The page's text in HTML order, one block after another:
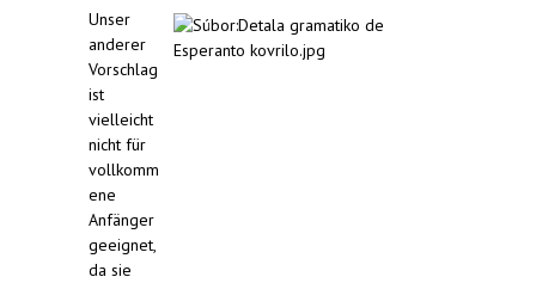
Unser
anderer
Vorschlag
ist
vielleicht
nicht für
vollkomm
ene
Anfänger
geeignet,
da sie